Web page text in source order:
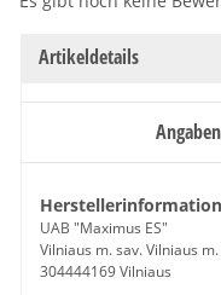
Artikeldetails
UAB "Maximus ES"
Vilniaus m. sav. Vilniaus
304444169 Vilniaus